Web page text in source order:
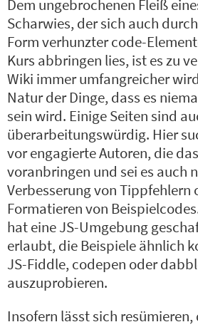
Dem ungebrochenen Fleiß
Scharwies, der sich auch
Form verhunzter code-
Kurs abbringen lies, ist es zu
Wiki immer umfangreicher
Natur der Dinge, dass es
sein wird. Einige Seiten sind
überarbeitungswürdig. Hier
vor engagierte Autoren, die
voranbringen und sei es auch
Verbesserung von Tippfehlern
Formatieren von
hat eine JS-Umgebung
erlaubt, die Beispiele ähnlich
JS-Fiddle, codepen oder
auszuprobieren.
Insofern lässt sich